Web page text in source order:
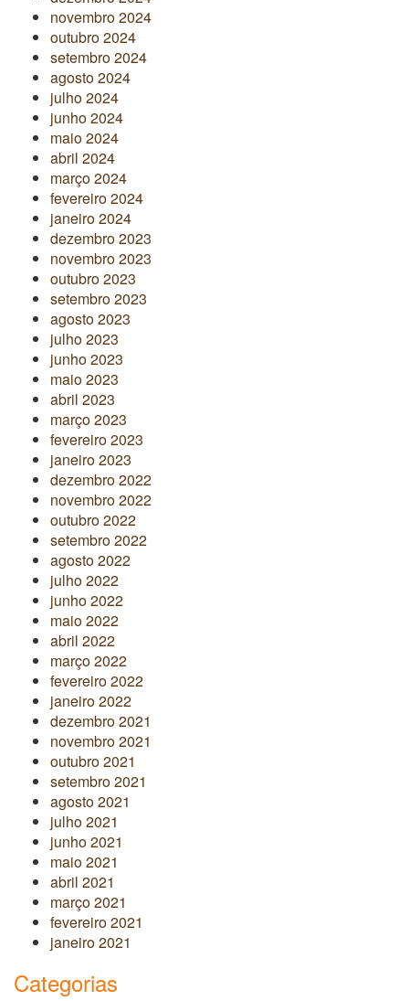
novembro 2024
outubro 2024
setembro 2024
agosto 2024
julho 2024
junho 2024
maio 2024
abril 2024
março 2024
fevereiro 2024
janeiro 2024
dezembro 2023
novembro 2023
outubro 2023
setembro 2023
agosto 2023
julho 2023
junho 2023
maio 2023
abril 2023
março 2023
fevereiro 2023
janeiro 2023
dezembro 2022
novembro 2022
outubro 2022
setembro 2022
agosto 2022
julho 2022
junho 2022
maio 2022
abril 2022
março 2022
fevereiro 2022
janeiro 2022
dezembro 2021
novembro 2021
outubro 2021
setembro 2021
agosto 2021
julho 2021
junho 2021
maio 2021
abril 2021
março 2021
fevereiro 2021
janeiro 2021
Categorias